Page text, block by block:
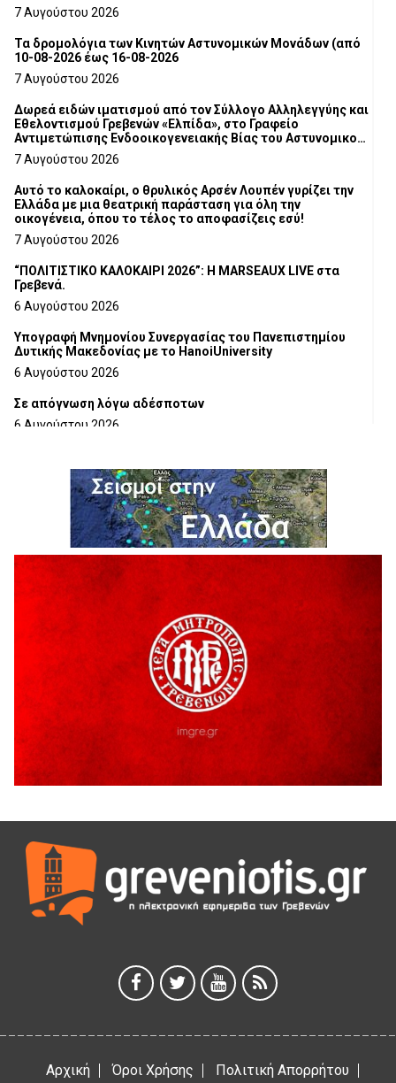
7 Αυγούστου 2026
Τα δρομολόγια των Κινητών Αστυνομικών Μονάδων (από
10-08-2026 έως 16-08-2026
7 Αυγούστου 2026
Δωρεά ειδών ιματισμού από τον Σύλλογο Αλληλεγγύης και
Εθελοντισμού Γρεβενών «Ελπίδα», στο Γραφείο
Αντιμετώπισης Ενδοοικογενειακής Βίας του Αστυνομικού
Τμήματος Γρεβενών
7 Αυγούστου 2026
Αυτό το καλοκαίρι, ο θρυλικός Αρσέν Λουπέν γυρίζει την
Ελλάδα με μια θεατρική παράσταση για όλη την
οικογένεια, όπου το τέλος το αποφασίζεις εσύ!
7 Αυγούστου 2026
“ΠΟΛΙΤΙΣΤΙΚΟ ΚΑΛΟΚΑΙΡΙ 2026”: Η MARSEAUX LIVE στα
Γρεβενά.
6 Αυγούστου 2026
Υπογραφή Μνημονίου Συνεργασίας του Πανεπιστημίου
Δυτικής Μακεδονίας με το HanoiUniversity
6 Αυγούστου 2026
Σε απόγνωση λόγω αδέσποτων
6 Αυγούστου 2026
6 Αυγούστου 2026
Ολοκληρώνεται η ασφαλτόστρωση της οδού Περιβόλι –
6 Αυγούστου 2026
H παραδοχή λαθών είναι (και) δύναμη
5 Αυγούστου 2026
Ο ΑΝΔΡΕΑΣ ΑΣΛΑΝΙΔΗΣ ΣΥΝΕΧΙΖΕΙ ΣΤΟΝ ΠΡΩΤΕΑ
ΓΡΕΒΕΝΩΝ
5 Αυγούστου 2026
Ευχαριστήριο Εκπολιτιστικού Συλλόγου Ταξιάρχη προς κ.
Παρασχάκη Αθανάσιο
5 Αυγούστου 2026
Διακοπή υδροδότησης του Α΄ κλάδου ύδρευσης
5 Αυγούστου 2026
Θερινό Σινεμά στο πλαίσιο του «Πολιτιστικού
Καλοκαιριού 2026» με την βραβευμένη ταινία «Μικρές
Ανάσες».
5 Αυγούστου 2026
5 Αυγούστου 2026
Αρχική Όροι Χρήσης Πολιτική Απορρήτου